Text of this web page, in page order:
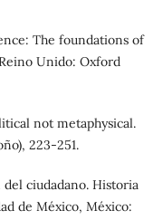
The foundations of
Unido: Oxford
not metaphysical.
223-251.
del ciudadano. Historia
de México, México: